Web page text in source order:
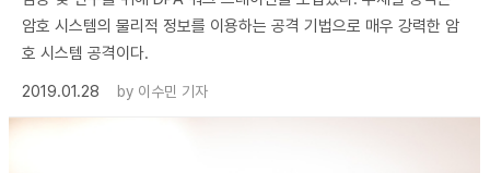
암호 시스템의 물리적 정보를 이용하는 공격 기법으로 매우 강력한 암
호 시스템 공격이다.
2019.01.28
by 이수민 기자